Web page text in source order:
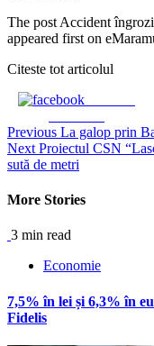
The post Accident
appeared first on
Citeste tot articolul
Continue
Reading
Previous La galop prin
Next Proiectul CSN
sută de metri
More Stories
3 min read
Economie
7,5% în lei și 6,3% în
Fidelis